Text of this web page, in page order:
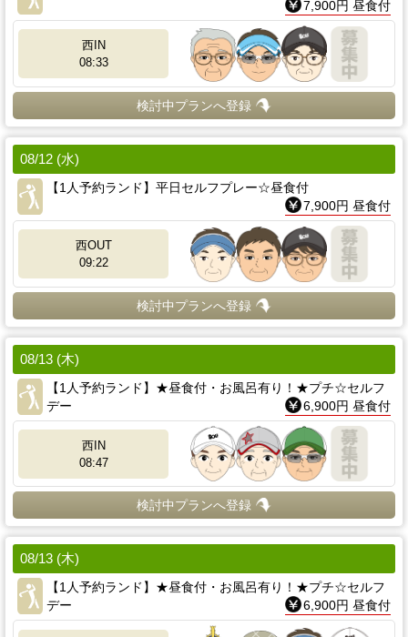
7,900円 昼食付
西IN
08:33
検討中プランへ登録
08/12 (水)
【1人予約ランド】平日セルフプレー☆昼食付
7,900円 昼食付
西OUT
09:22
検討中プランへ登録
08/13 (木)
【1人予約ランド】★昼食付・お風呂有り！★プチ☆セルフ
デー
6,900円 昼食付
西IN
08:47
検討中プランへ登録
08/13 (木)
【1人予約ランド】★昼食付・お風呂有り！★プチ☆セルフ
デー
6,900円 昼食付